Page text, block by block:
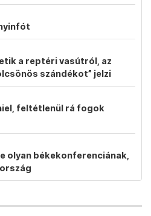
a reptéri vasútról, az
szándékot” jelzi
feltétlenül rá fogok
olyan békekonferenciának,